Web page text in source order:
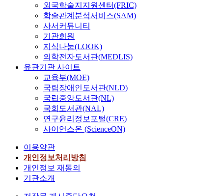
외국학술지지원센터(FRIC)
학술관계분석서비스(SAM)
사서커뮤니티
기관회원
지식나눔(LOOK)
의학전자도서관(MEDLIS)
유관기관 사이트
교육부(MOE)
국립장애인도서관(NLD)
국립중앙도서관(NL)
국회도서관(NAL)
연구윤리정보포털(CRE)
사이언스온 (ScienceON)
이용약관
개인정보처리방침
개인정보 재동의
기관소개